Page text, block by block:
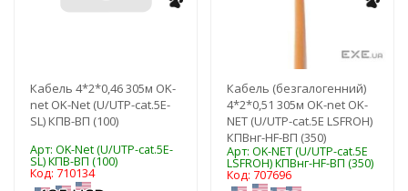
Кабель 4*2*0,46 305м OK-
net OK-Net (U/UTP-cat.5Е-
SL) КПВ-ВП (100)
Арт: OK-Net (U/UTP-cat.5Е-
SL) КПВ-ВП (100)
Код: 710134
Кабель (безгалогенний)
4*2*0,51 305м OK-net OK-
NET (U/UTP-cat.5E LSFROH)
КПВнг-HF-ВП (350)
Арт: OK-NET (U/UTP-cat.5E
LSFROH) КПВнг-HF-ВП (350)
Код: 707696